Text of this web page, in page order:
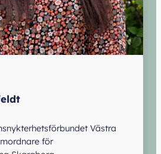
Västra
för